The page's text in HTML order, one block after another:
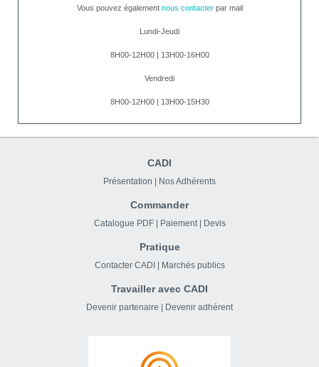
Vous pouvez également nous contacterpar mail
Lundi-Jeudi
8H00-12H00 | 13H00-16H00
Vendredi
8H00-12H00 | 13H00-15H30
CADI
Présentation | Nos Adhérents
Commander
Catalogue PDF | Paiement | Devis
Pratique
Contacter CADI | Marchés publics
Travailler avec CADI
Devenir partenaire | Devenir adhérent